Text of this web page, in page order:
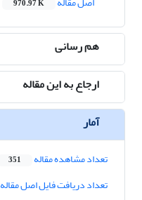
970.97 K
هم رسانی
ارجاع به این مقاله
آمار
تعداد مشاهده مقاله 351
تعداد دریافت فایل اصل مقاله